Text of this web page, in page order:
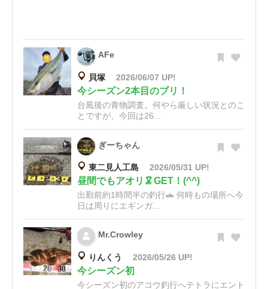
AFe
貝塚 2026/06/07 UP!
今シーズン2本目のブリ！
台風後の青物調査。何やら厳しい状況とのこ
とですが、今回は26...
ぎーちゃん
東二見人工島 2026/05/31 UP!
昼間でもアオリ🦑GET！(^^)
出勤前約1時間半の釣行🚗 何時もの場所へ今
日は周りにエギンガ...
Mr.Crowley
りんくう 2026/05/26 UP!
今シーズン初
今シーズン初のアコウ釣行へテトラにエント